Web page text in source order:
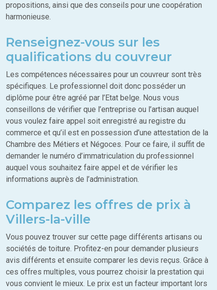
propositions, ainsi que des conseils pour une coopération
harmonieuse.
Renseignez-vous sur les
qualifications du couvreur
Les compétences nécessaires pour un couvreur sont très
spécifiques. Le professionnel doit donc posséder un
diplôme pour être agréé par l’Etat belge. Nous vous
conseillons de vérifier que l’entreprise ou l’artisan auquel
vous voulez faire appel soit enregistré au registre du
commerce et qu’il est en possession d’une attestation de la
Chambre des Métiers et Négoces. Pour ce faire, il suffit de
demander le numéro d’immatriculation du professionnel
auquel vous souhaitez faire appel et de vérifier les
informations auprès de l’administration.
Comparez les offres de prix à
Villers-la-ville
Vous pouvez trouver sur cette page différents artisans ou
sociétés de toiture. Profitez-en pour demander plusieurs
avis différents et ensuite comparer les devis reçus. Grâce à
ces offres multiples, vous pourrez choisir la prestation qui
vous convient le mieux. Le prix est un facteur important lors